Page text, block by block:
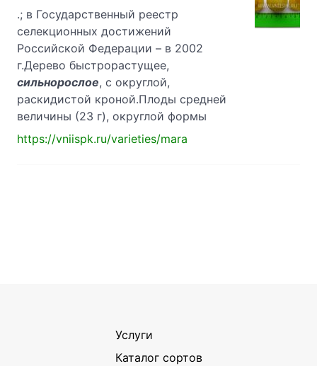
.; в Государственный реестр
селекционных достижений
Российской Федерации – в 2002
г.Дерево быстрорастущее,
сильнорослое, с округлой,
раскидистой кроной.Плоды средней
величины (23 г), округлой формы
https://vniispk.ru/varieties/mara
Услуги
Каталог сортов